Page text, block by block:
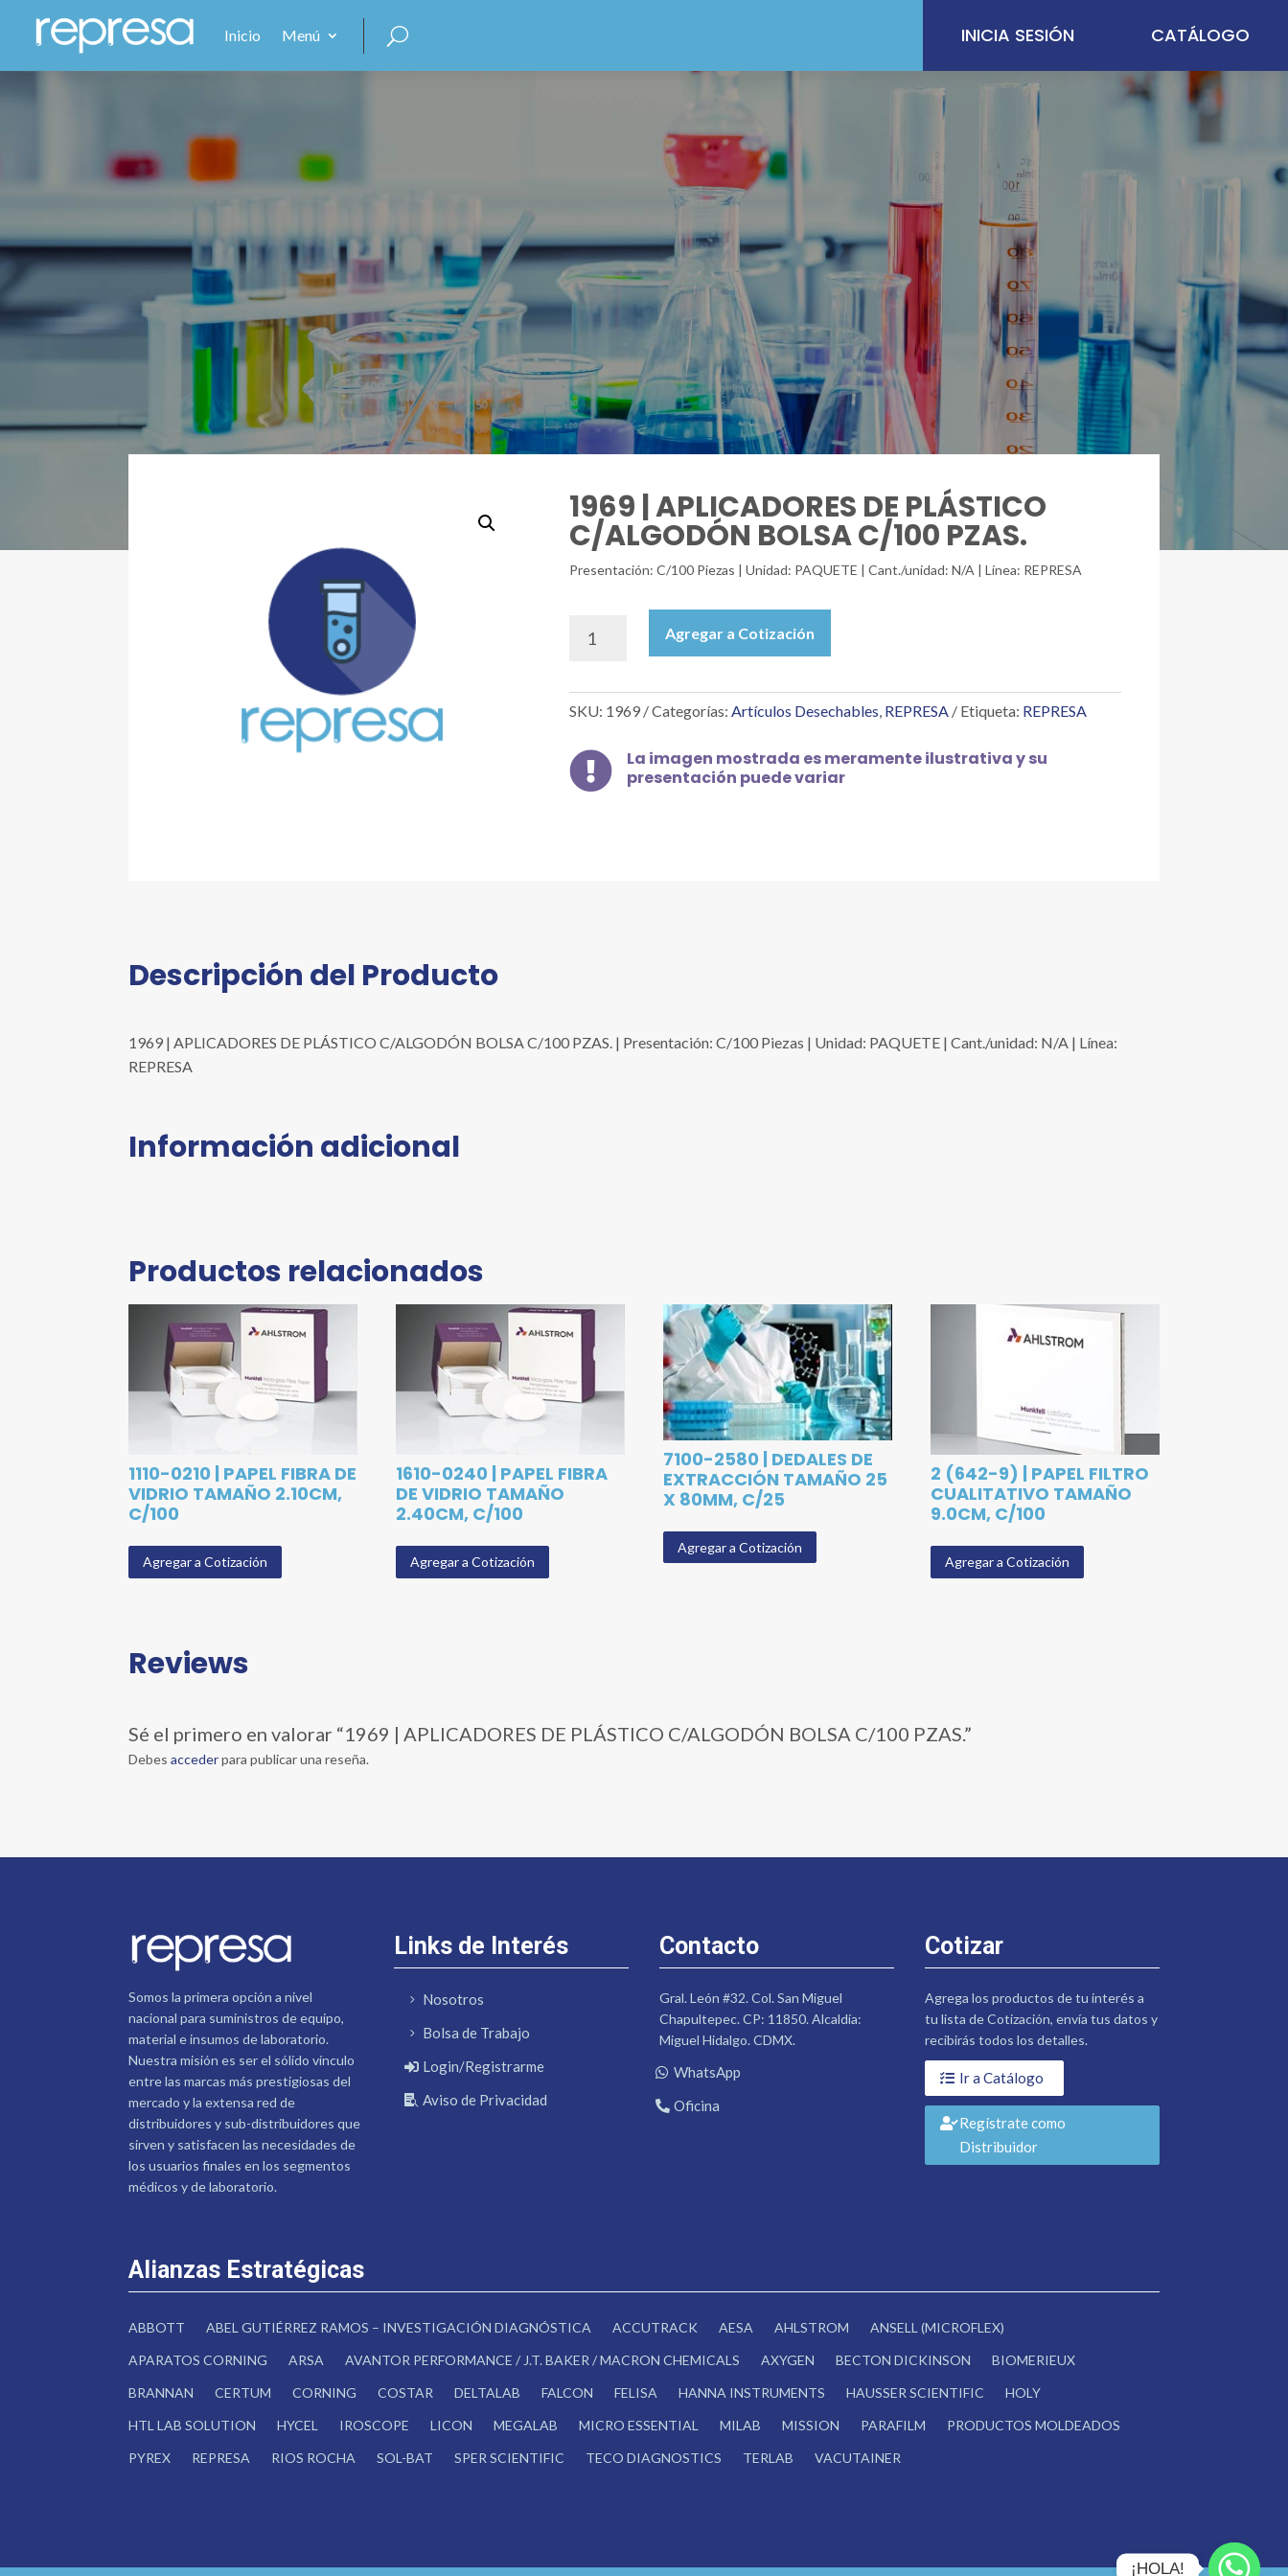
Inicio Menú INICIA SESIÓN CATÁLOGO
1969 | APLICADORES DE PLÁSTICO
C/ALGODÓN BOLSA C/100 PZAS.
Presentación: C/100 Piezas | Unidad: PAQUETE | Cant./unidad: N/A | Línea: REPRESA
DE
PLÁSTICO
BOLSA
C/100
Agregar a Cotización
SKU: 1969 Categorías:Artículos Desechables, REPRESA Etiqueta: REPRESA

La imagen mostrada es meramente ilustrativa y su
presentación puede variar
Descripción del Producto
1969 | APLICADORES DE PLÁSTICO C/ALGODÓN BOLSA C/100 PZAS. | Presentación: C/100 Piezas | Unidad: PAQUETE | Cant./unidad: N/A | Línea:
REPRESA
Información adicional
Productos relacionados
1110-0210 | PAPEL FIBRA DE
VIDRIO TAMAÑO 2.10CM,
C/100
Agregar a Cotización
1610-0240 | PAPEL FIBRA
DE VIDRIO TAMAÑO
2.40CM, C/100
Agregar a Cotización
7100-2580 | DEDALES DE
EXTRACCIÓN TAMAÑO 25
X 80MM, C/25
Agregar a Cotización
2 (642-9) | PAPEL FILTRO
CUALITATIVO TAMAÑO
9.0CM, C/100
Agregar a Cotización
Reviews
Sé el primero en valorar “1969 | APLICADORES DE PLÁSTICO C/ALGODÓN BOLSA C/100 PZAS.”
Debesaccederpara publicar una reseña.
Somos la primera opción a nivel
nacional para suministros de equipo,
material e insumos de laboratorio.
Nuestra misión es ser el sólido vínculo
entre las marcas más prestigiosas del
mercado y la extensa red de
distribuidores y sub-distribuidores que
sirven y satisfacen las necesidades de
los usuarios finales en los segmentos
médicos y de laboratorio.
Links de Interés
Nosotros
Bolsa de Trabajo
Login/Registrarme
Aviso de Privacidad
Contacto
Gral. León #32. Col. San Miguel
Chapultepec. CP: 11850. Alcaldía:
Miguel Hidalgo. CDMX.
WhatsApp
Oficina
Cotizar
Agrega los productos de tu interés a
tu lista de Cotización, envía tus datos y
recibirás todos los detalles.
Ir a Catálogo
Regístrate como
Distribuidor
Alianzas Estratégicas
ABBOTT ABEL GUTIÉRREZ RAMOS – INVESTIGACIÓN DIAGNÓSTICA ACCUTRACK AESA AHLSTROM
ANSELL (MICROFLEX)
APARATOS CORNING
ARSA AVANTOR PERFORMANCE / J.T. BAKER / MACRON CHEMICALS AXYGEN BECTON DICKINSON
BIOMERIEUX
BRANNAN
CERTUM CORNING COSTAR DELTALAB FALCON FELISA HANNA INSTRUMENTS HAUSSER SCIENTIFIC
HOLY
HTL LAB SOLUTION
HYCEL IROSCOPE LICON MEGALAB MICRO ESSENTIAL MILAB MISSION PARAFILM
PRODUCTOS MOLDEADOS
PYREX
REPRESA RIOS ROCHA SOL-BAT SPER SCIENTIFIC TECO DIAGNOSTICS TERLAB VACUTAINER
¡HOLA!